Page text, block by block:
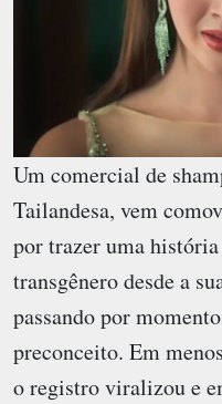
Um comercial de
Tailandesa, vem
por trazer uma
transgênero desde a
passando por
preconceito. Em
o registro viralizou e